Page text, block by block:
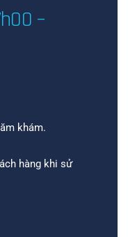
–
khám.
hàng khi sử